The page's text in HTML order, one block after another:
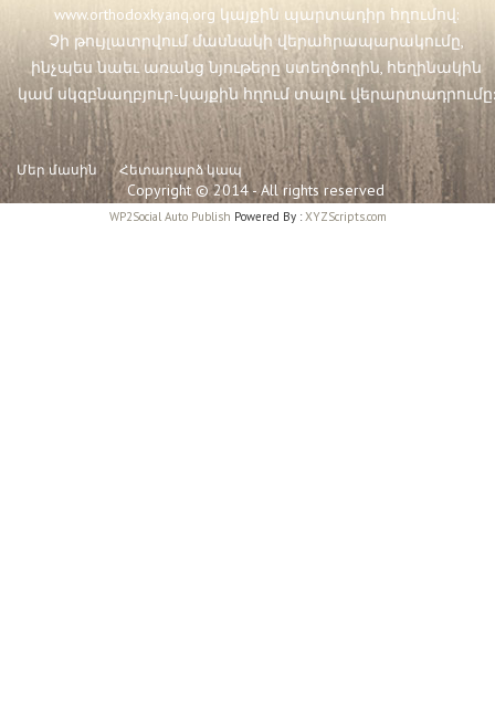
www.orthodoxkyanq.org կայքին պարտադիր հղումով:
Չի թույլատրվում մասնակի վերահրապարակումը,
ինչպես նաեւ առանց նյութերը ստեղծողին, հեղինակին
կամ սկզբնաղբյուր-կայքին հղում տալու վերարտադրումը:
Մեր մասին Հետադարձ կապ
Copyright © 2014 - All rights reserved
WP2Social Auto Publish Powered By :XYZScripts.com